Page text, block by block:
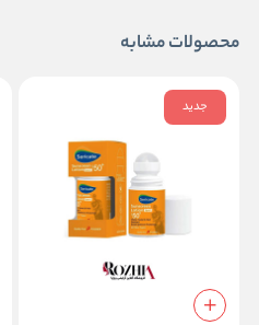
محصولات مشابه
جدید